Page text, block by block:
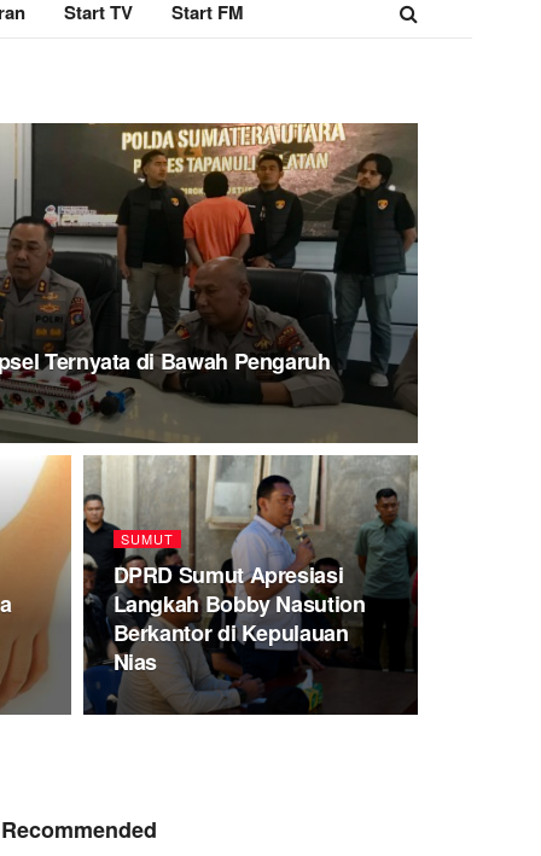
Start TV Start FM
Ternyata di Bawah Pengaruh
SUMUT
DPRD Sumut Apresiasi
Langkah Bobby Nasution
Berkantor di Kepulauan
Nias
Recommended